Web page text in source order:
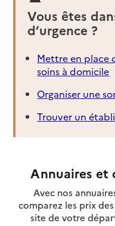
Vous êtes
d’urgence ?
Mettre en place
soins à domicile
Organiser une
Trouver un
Annuaires et
Avec nos
comparez les prix
site de votre